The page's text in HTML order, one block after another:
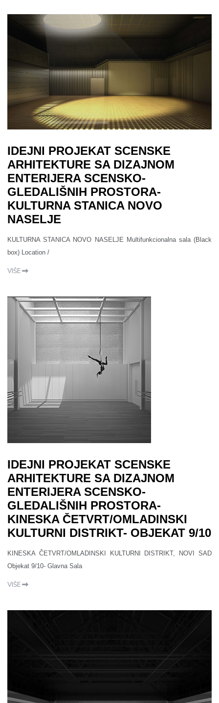
IDEJNI PROJEKAT SCENSKE
ARHITEKTURE SA DIZAJNOM
ENTERIJERA SCENSKO-
GLEDALIŠNIH PROSTORA-
KULTURNA STANICA NOVO
NASELJE
KULTURNA STANICA NOVO NASELJE Multifunkcionalna sala (Black
box) Location /
VIŠE
IDEJNI PROJEKAT SCENSKE
ARHITEKTURE SA DIZAJNOM
ENTERIJERA SCENSKO-
GLEDALIŠNIH PROSTORA-
KINESKA ČETVRT/OMLADINSKI
KULTURNI DISTRIKT- OBJEKAT 9/10
KINESKA ČETVRT/OMLADINSKI KULTURNI DISTRIKT, NOVI SAD
Objekat 9/10- Glavna Sala
VIŠE